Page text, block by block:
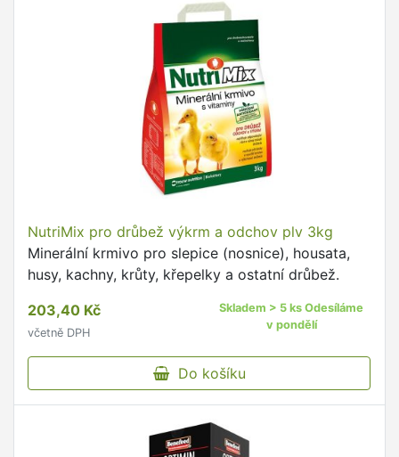
NutriMix pro drůbež výkrm a odchov plv 3kg
Minerální krmivo pro slepice (nosnice), housata,
husy, kachny, krůty, křepelky a ostatní drůbež.
203,40 Kč
včetně DPH
Skladem > 5 ks Odesíláme
v pondělí
Do košíku